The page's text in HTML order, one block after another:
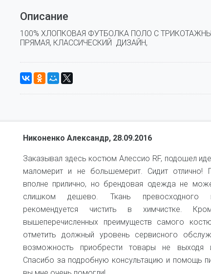
Описание
100% ХЛОПКОВАЯ ФУТБОЛКА ПОЛО С
ПРЯМАЯ, КЛАССИЧЕСКИЙ  ДИЗАЙН,
Никоненко Александр, 28.09.2016
Заказывал здесь костюм Алессио RF, подошел
маломерит и не большемерит. Сидит отлично!
вполне прилично, но брендовая одежда не
слишком дешево. Ткань превосходного
рекомендуется чистить в химчистке.
вышеперечисленных преимуществ самого
отметить должный уровень сервисного
возможность приобрести товары не выходя
Спасибо за подробную консультацию и помощь